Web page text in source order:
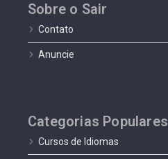
Sobre o Sair
Contato
Anuncie
Categorias Populares
Cursos de Idiomas